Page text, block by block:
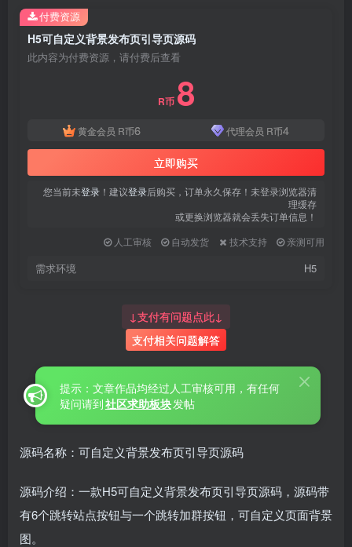
H5可自定义背景发布页引导页源码
此内容为付费资源，请付费后查看
R币 8
黄金会员 R币6 代理会员 R币4
立即购买
您当前未登录 ！建议登录后购买，订单永久保存！未登录浏览器清
理缓存
或更换浏览器就会丢失订单信息！
人工审核
自动发货 技术支持 亲测可用
需求环境 H5
付费资源
↓支付有问题点此↓
支付相关问题解答
提示：文章作品均经过人工审核可用，有任何
疑问请到社区求助板块发帖
源码名称：可自定义背景发布页引导页源码
源码介绍：一款H5可自定义背景发布页引导页源码，源码带
有6个跳转站点按钮与一个跳转加群按钮，可自定义页面背景
图。